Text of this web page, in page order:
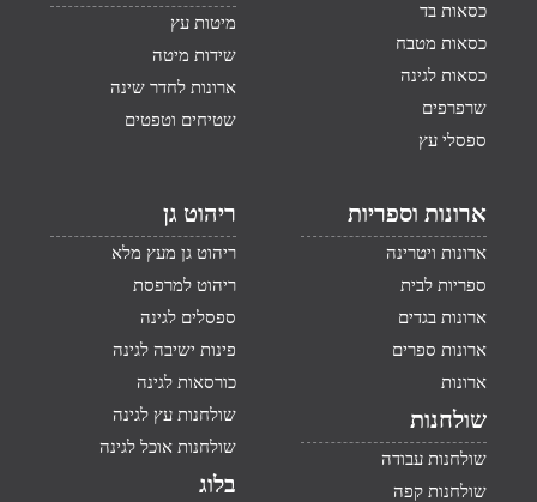
כסאות בד
כסאות מטבח
כסאות לגינה
שרפרפים
ספסלי עץ
מיטות עץ
שידות מיטה
ארונות לחדר שינה
שטיחים וטפטים
ארונות וספריות
ארונות ויטרינה
ספריות לבית
ארונות בגדים
ארונות ספרים
ארונות
שולחנות
שולחנות עבודה
שולחנות קפה
ריהוט גן
ריהוט גן מעץ מלא
ריהוט למרפסת
ספסלים לגינה
פינות ישיבה לגינה
כורסאות לגינה
שולחנות עץ לגינה
שולחנות אוכל לגינה
בלוג